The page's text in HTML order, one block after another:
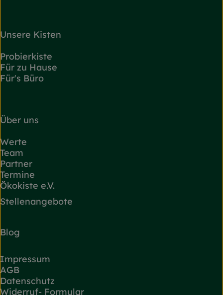
Unsere Kisten
Probierkiste
Für zu Hause
Für's Büro
Über uns
Werte
Team
Partner
Termine
Ökokiste e.V.
Stellenangebote
Blog
Impressum
AGB
Datenschutz
Widerruf- Formular